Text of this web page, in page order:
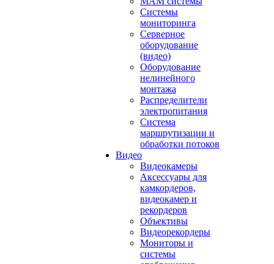
Системы
мониторинга
Серверное
оборудование
(видео)
Оборудование
нелинейного
монтажа
Распределители
электропитания
Система
маршрутизации и
обработки потоков
Видео
Видеокамеры
Аксессуары для
камкордеров,
видеокамер и
рекордеров
Объективы
Видеорекордеры
Мониторы и
системы